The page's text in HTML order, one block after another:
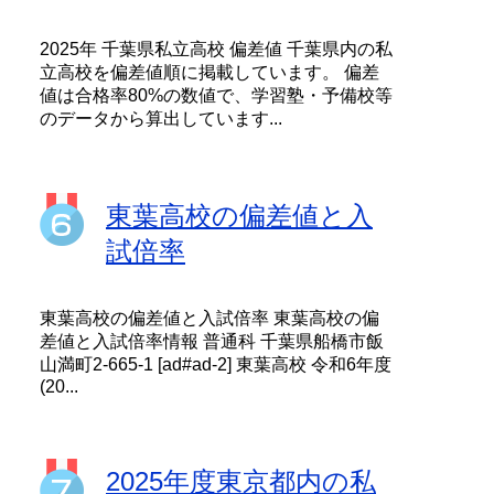
2025年 千葉県私立高校 偏差値 千葉県内の私
立高校を偏差値順に掲載しています。 偏差
値は合格率80%の数値で、学習塾・予備校等
のデータから算出しています...
東葉高校の偏差値と入
試倍率
東葉高校の偏差値と入試倍率 東葉高校の偏
差値と入試倍率情報 普通科 千葉県船橋市飯
山満町2-665-1 [ad#ad-2] 東葉高校 令和6年度
(20...
2025年度東京都内の私